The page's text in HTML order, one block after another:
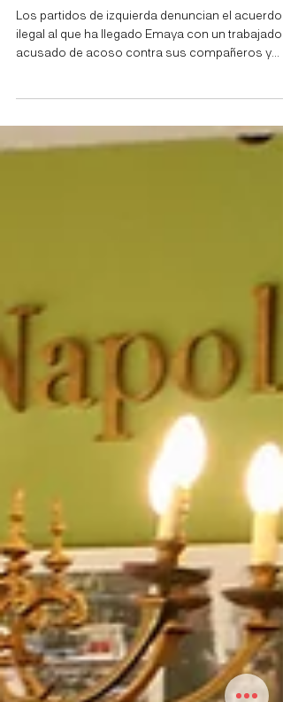
que ha llegado Emaya con un
trabajador acusado de acoso
compañeras
Los partidos de izquierda denuncian el acuerdo
ilegal al que ha llegado Emaya con un trabajador